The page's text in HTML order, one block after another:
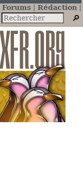
Forums
Rédaction